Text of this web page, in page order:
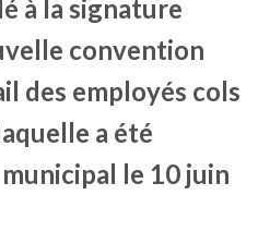
à la signature
convention
des employés cols
a été
le 10 juin